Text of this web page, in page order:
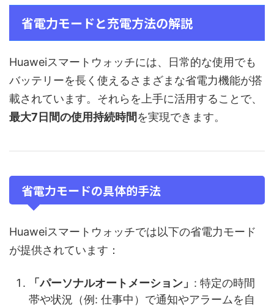
省電力モードと充電方法の解説
Huaweiスマートウォッチには、日常的な使用でも
バッテリーを長く使えるさまざまな省電力機能が搭
載されています。それらを上手に活用することで、
最大7日間の使用持続時間を実現できます。
省電力モードの具体的手法
Huaweiスマートウォッチでは以下の省電力モード
が提供されています：
「パーソナルオートメーション」 : 特定の時間
帯や状況（例: 仕事中）で通知やアラームを自